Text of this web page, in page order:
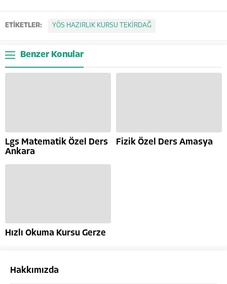
ETİKETLER: YÖS HAZIRLIK KURSU TEKİRDAĞ
Benzer Konular
Lgs Matematik Özel Ders
Ankara
Fizik Özel Ders Amasya
Hızlı Okuma Kursu Gerze
Hakkımızda